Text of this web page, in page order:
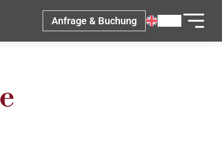
Anfrage & Buchung